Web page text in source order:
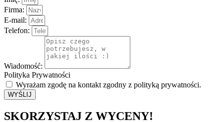
Firma:
E-mail:
Telefon:
Wiadomość:
Polityka Prywatności
Wyrażam zgodę na kontakt zgodny z polityką prywatności.
WYŚLIJ
SKORZYSTAJ Z WYCENY!